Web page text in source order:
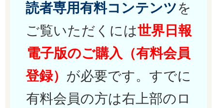
読者専用有料コンテンツを
ご覧いただくには世界日報
電子版のご購入（有料会員
登録） が必要です。すでに
有料会員の方は右上部のロ